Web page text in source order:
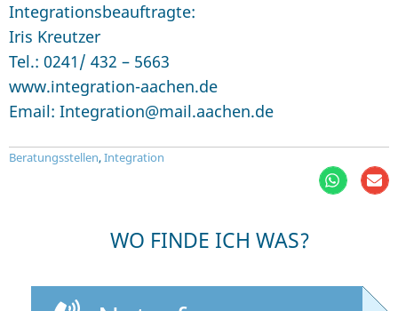
Integrationsbeauftragte:
Iris Kreutzer
Tel.: 0241/ 432 – 5663
www.integration-aachen.de
Email: Integration@mail.aachen.de
Beratungsstellen,Integration
WO FINDE ICH WAS?